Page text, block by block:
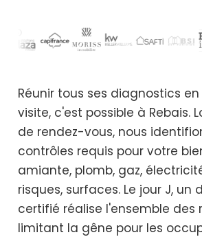
Réunir tous ses diagnostics
visite, c'est possible à Rebais.
de rendez-vous, nous
contrôles requis pour votre bien
amiante, plomb, gaz,
risques, surfaces. Le jour J, un
certifié réalise l'ensemble des
limitant la gêne pour les